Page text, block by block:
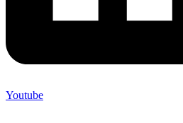
Youtube